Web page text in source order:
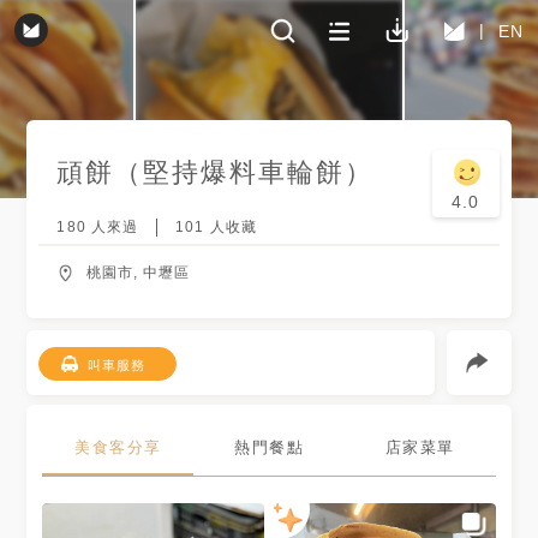
EN
頑餅（堅持爆料車輪餅）
4.0
180 人來過 101 人收藏
桃園市, 中壢區
叫車服務
美食客分享 熱門餐點 店家菜單